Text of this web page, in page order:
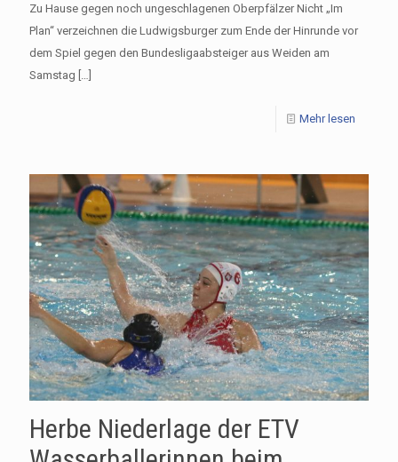
Zu Hause gegen noch ungeschlagenen Oberpfälzer Nicht „Im
Plan“ verzeichnen die Ludwigsburger zum Ende der Hinrunde vor
dem Spiel gegen den Bundesligaabsteiger aus Weiden am
Samstag
Mehr lesen
Herbe Niederlage der ETV